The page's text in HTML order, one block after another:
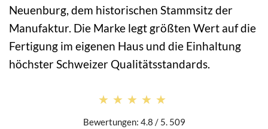
Neuenburg, dem historischen Stammsitz der
Manufaktur. Die Marke legt größten Wert auf die
Fertigung im eigenen Haus und die Einhaltung
höchster Schweizer Qualitätsstandards.
★★★★★
★★★★★
Bewertungen: 4.8 / 5. 509